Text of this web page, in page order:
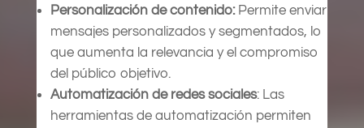
Personalización de contenido:Permite enviar
mensajes personalizados y segmentados, lo
que aumenta la relevancia y el compromiso
del público objetivo.
Automatización de redes sociales: Las
herramientas de automatización permiten